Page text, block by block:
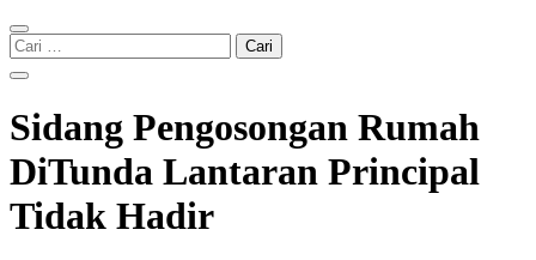
Cari
untuk:
Sidang Pengosongan Rumah
DiTunda Lantaran Principal
Tidak Hadir